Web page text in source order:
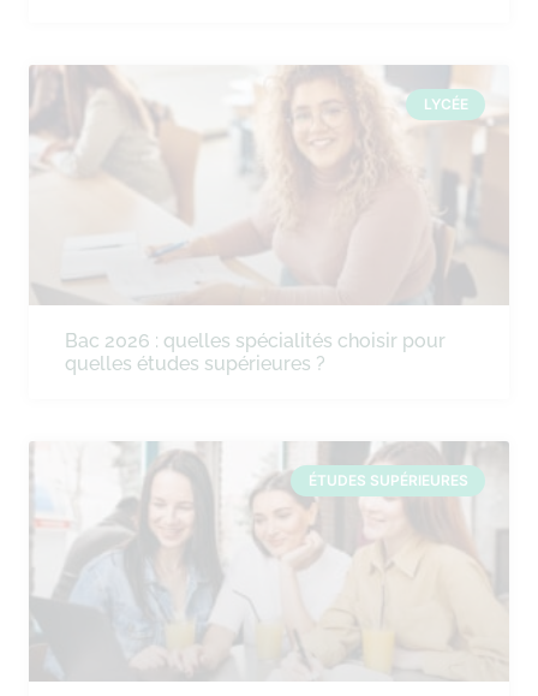
LYCÉE
Bac 2026 : quelles spécialités choisir pour
quelles études supérieures ?
ÉTUDES SUPÉRIEURES